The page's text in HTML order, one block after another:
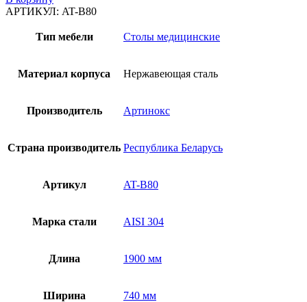
АРТИКУЛ: AT-B80
Тип мебели Столы медицинские
Материал корпуса Нержавеющая сталь
Производитель Артинокс
Страна производитель Республика Беларусь
Артикул AT-B80
Марка стали AISI 304
Длина 1900 мм
Ширина 740 мм